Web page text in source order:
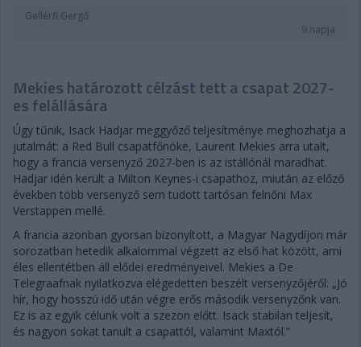
Gellérfi Gergő
9 napja
Mekies határozott célzást tett a csapat 2027-
es felállására
Úgy tűnik, Isack Hadjar meggyőző teljesítménye meghozhatja a
jutalmát: a Red Bull csapatfőnöke, Laurent Mekies arra utalt,
hogy a francia versenyző 2027-ben is az istállónál maradhat.
Hadjar idén került a Milton Keynes-i csapathoz, miután az előző
években több versenyző sem tudott tartósan felnőni Max
Verstappen mellé.
A francia azonban gyorsan bizonyított, a Magyar Nagydíjon már
sorozatban hetedik alkalommal végzett az első hat között, ami
éles ellentétben áll elődei eredményeivel. Mekies a De
Telegraafnak nyilatkozva elégedetten beszélt versenyzőjéről: „Jó
hír, hogy hosszú idő után végre erős második versenyzőnk van.
Ez is az egyik célunk volt a szezon előtt. Isack stabilan teljesít,
és nagyon sokat tanult a csapattól, valamint Maxtól.”